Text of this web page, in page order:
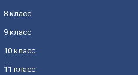
8 класс
9 класс
10 класс
11 класс